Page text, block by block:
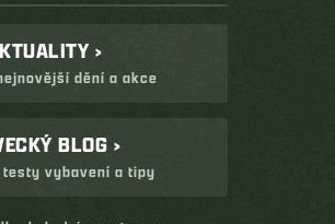
›
dění a akce
BLOG ›
testy vybavení a tipy